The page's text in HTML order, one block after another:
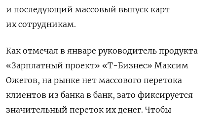
и последующий массовый выпуск карт
их сотрудникам.
Как отмечал в январе руководитель продукта
«Зарплатный проект» «Т-Бизнес» Максим
Ожегов, на рынке нет массового перетока
клиентов из банка в банк, зато фиксируется
значительный переток их денег. Чтобы